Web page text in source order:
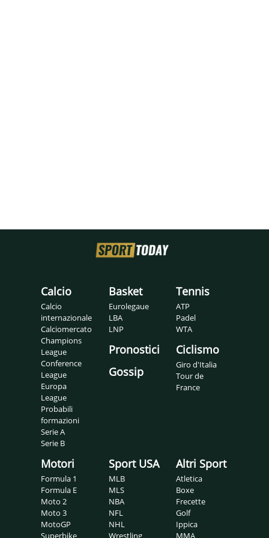
Calcio
Calcio
internazionale
Calciomercato
Champions
League
Conference
League
Europa
League
Probabili
formazioni
Serie A
Serie B
Basket
Eurolegaue
LBA
LNP
Pronostici
Gossip
Tennis
ATP
Padel
WTA
Ciclismo
Giro d'Italia
Tour de
France
Motori
Formula 1
Formula E
Moto 2
Moto 3
MotoGP
Superbike
Sport USA
MLB
MLS
NBA
NFL
NHL
Wrestling
Altri Sport
Atletica
Boxe
Frecette
Golf
Ippica
MMA